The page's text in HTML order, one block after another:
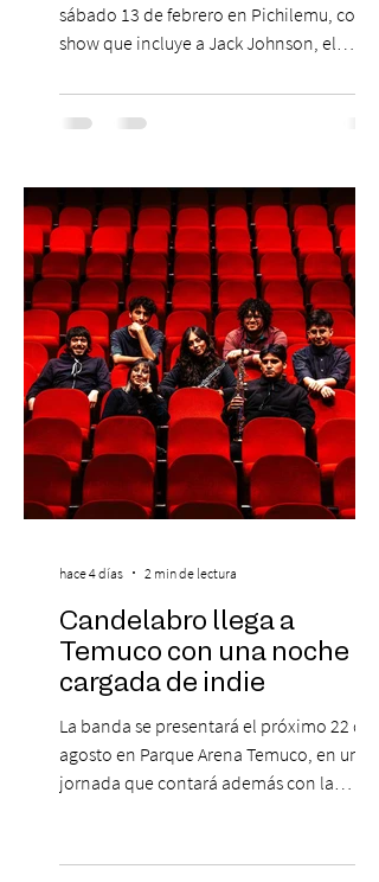
sábado 13 de febrero en Pichilemu, con un
show que incluye a Jack Johnson, el
El lunes 10 de agosto comienza la
Preventa Exclusiva Santander con 30%
stock). Posterior a esta preventa exclusiva
se da inicio a la segunda etapa con una
preventa con 20% descuento para los
clientes del mismo banco y 20% para las
personas que se pre inscribieron y el miérc
Candelabro llega a
Temuco con una noche
cargada de indie
La banda se presentará el próximo 22 de
agosto en Parque Arena Temuco, en una
jornada que contará además con la
agosto, el Parque Arena Temuco será
hace 4 días 2 min de lectura